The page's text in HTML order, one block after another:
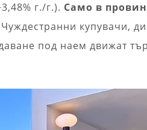
г./г.). Само в
купувачи,
под наем движат